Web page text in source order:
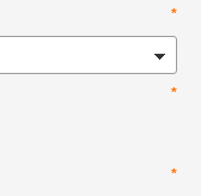
*
*
*